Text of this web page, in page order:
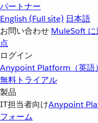
パートナー
English (Full site) 日本語
お問い合わせ MuleSoft に
点
ログイン
Anypoint Platform（英語
無料トライアル
製品
IT担当者向けAnypoint
フォーム